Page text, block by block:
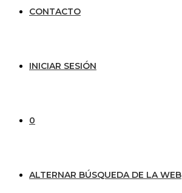
CONTACTO
INICIAR SESIÓN
0
ALTERNAR BÚSQUEDA DE LA WEB